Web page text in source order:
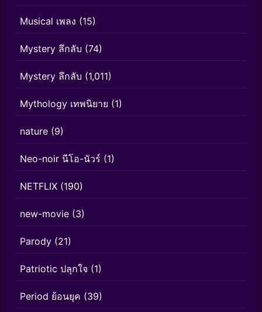
Musical เพลง (15)
Mystery ลึกลับ (74)
Mystery ลึกลับ (1,011)
Mythology เทพนิยาย (1)
nature (9)
Neo-noir นีโอ-นัวร์ (1)
NETFLIX (190)
new-movie (3)
Parody (21)
Patriotic ปลุกใจ (1)
Period ย้อนยุค (39)